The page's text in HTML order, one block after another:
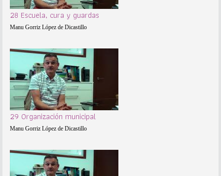
28 Escuela, cura y guardas
Manu Gorriz López de Dicastillo
29 Organización municipal
Manu Gorriz López de Dicastillo